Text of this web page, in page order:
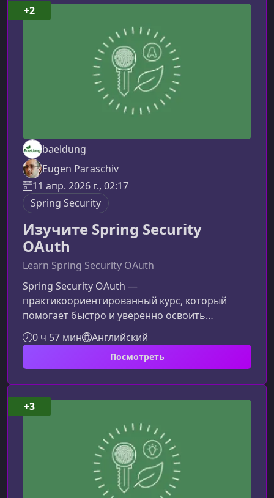
baeldung
Eugen Paraschiv
11 апр. 2026 г., 02:17
Spring Security
Изучите Spring Security
OAuth
Learn Spring Security OAuth
Spring Security OAuth —
практикоориентированный курс, который
помогает быстро и уверенно освоить
ключевые механизмы безопасности
современных приложений: аутентификацию,
авторизацию и защиту REST API. Материал
знания сразу в реальных проектах.Что вас
ожидает в курсеОбучение разделено на
логично структурированные модули, каждый
из которых включает видеолекции, пояснения
и вспомогательные материалы. Такой фо
0 ч 57 мин Английский
Посмотреть
+2
+3